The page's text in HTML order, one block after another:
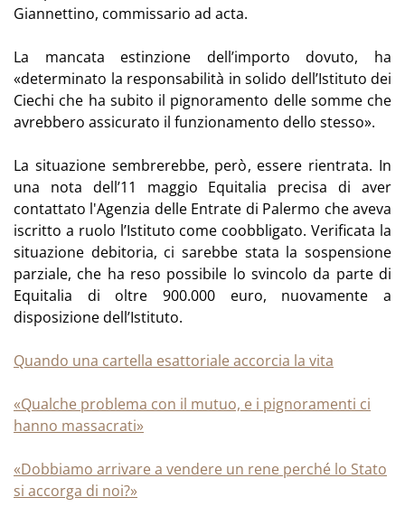
Giannettino, commissario ad acta.
La mancata estinzione dell’importo dovuto, ha
«determinato la responsabilità in solido dell’Istituto dei
Ciechi che ha subito il pignoramento delle somme che
avrebbero assicurato il funzionamento dello stesso».
La situazione sembrerebbe, però, essere rientrata. In
una nota dell’11 maggio Equitalia precisa di aver
contattato l'Agenzia delle Entrate di Palermo che aveva
iscritto a ruolo l’Istituto come coobbligato. Verificata la
situazione debitoria, ci sarebbe stata la sospensione
parziale, che ha reso possibile lo svincolo da parte di
Equitalia di oltre 900.000 euro, nuovamente a
disposizione dell’Istituto.
Quando una cartella esattoriale accorcia la vita
«Qualche problema con il mutuo, e i pignoramenti ci
hanno massacrati»
«Dobbiamo arrivare a vendere un rene perché lo Stato
si accorga di noi?»